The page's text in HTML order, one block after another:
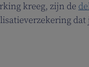
kreeg, zijn de
dat